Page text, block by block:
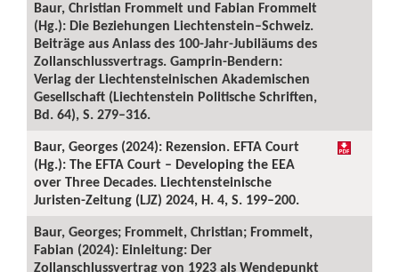
Baur, Christian Frommelt und Fabian Frommelt
(Hg.): Die Beziehungen Liechtenstein–Schweiz.
Beiträge aus Anlass des 100-Jahr-Jubiläums des
Zollanschlussvertrags. Gamprin-Bendern:
Verlag der Liechtensteinischen Akademischen
Gesellschaft (Liechtenstein Politische Schriften,
Bd. 64), S. 279–316.
Baur, Georges (2024): Rezension. EFTA Court
(Hg.): The EFTA Court – Developing the EEA
over Three Decades. Liechtensteinische
Juristen-Zeitung (LJZ) 2024, H. 4, S. 199–200.
Baur, Georges; Frommelt, Christian; Frommelt,
Fabian (2024): Einleitung: Der
Zollanschlussvertrag von 1923 als Wendepunkt